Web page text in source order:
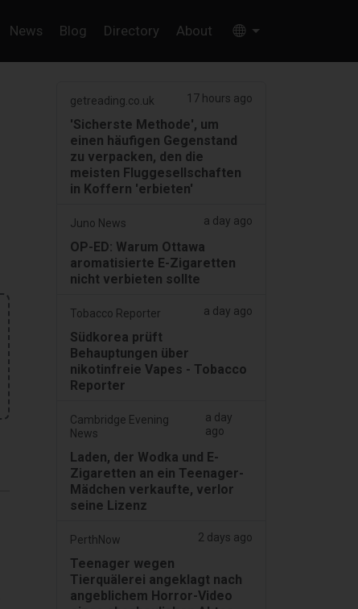
News Blog Directory About
getreading.co.uk 17 hours ago
'Sicherste Methode', um
einen häufigen Gegenstand
zu verpacken, den die
meisten Fluggesellschaften
in Koffern 'erbieten'
Juno News a day ago
OP-ED: Warum Ottawa
aromatisierte E-Zigaretten
nicht verbieten sollte
Tobacco Reporter a day ago
Südkorea prüft
Behauptungen über
nikotinfreie Vapes - Tobacco
Reporter
Cambridge Evening
News
a day
ago
Laden, der Wodka und E-
Zigaretten an ein Teenager-
Mädchen verkaufte, verlor
seine Lizenz
PerthNow 2 days ago
Teenager wegen
Tierquälerei angeklagt nach
angeblichem Horror-Video